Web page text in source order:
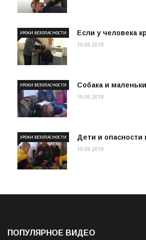
Если у человека
УРОКИ БЕЗОПАСНОСТИ
19.09.2019
Собака и
УРОКИ БЕЗОПАСНОСТИ
19.09.2019
Дети и опасности
УРОКИ БЕЗОПАСНОСТИ
19.09.2019
ПОПУЛЯРНОЕ ВИДЕО